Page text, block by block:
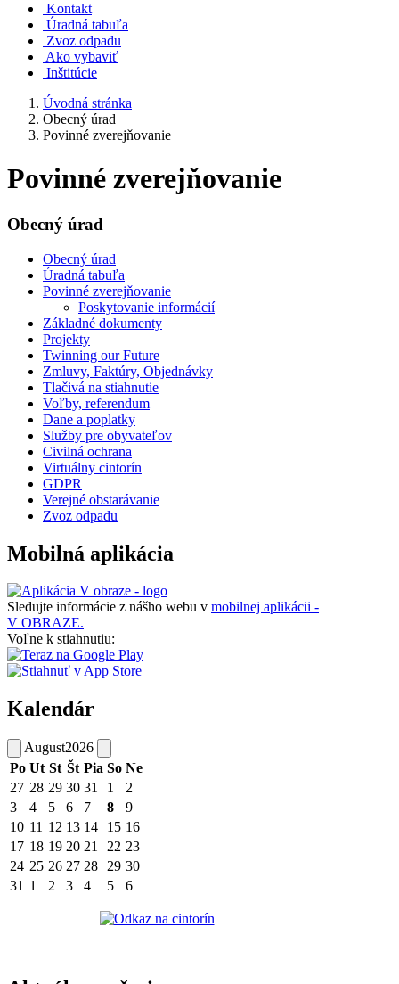
Kontakt
Úradná tabuľa
Zvoz odpadu
Ako vybaviť
Inštitúcie
Úvodná stránka
Obecný úrad
Povinné zverejňovanie
Povinné zverejňovanie
Obecný úrad
Obecný úrad
Úradná tabuľa
Povinné zverejňovanie
Poskytovanie informácií
Základné dokumenty
Projekty
Twinning our Future
Zmluvy, Faktúry, Objednávky
Tlačivá na stiahnutie
Voľby, referendum
Dane a poplatky
Služby pre obyvateľov
Civilná ochrana
Virtuálny cintorín
GDPR
Verejné obstarávanie
Zvoz odpadu
Mobilná aplikácia
Sledujte informácie z nášho webu v mobilnej aplikácii -
V OBRAZE.
Voľne k stiahnutiu:
Kalendár
August2026
Po Ut St Št Pia So Ne
27 28 29 30 31 1
2
3
4 5 6 7 8
9
10 11 12 13 14 15 16
17 18 19 20 21 22 23
24 25 26 27 28 29 30
31 1 2 3 4 5 6